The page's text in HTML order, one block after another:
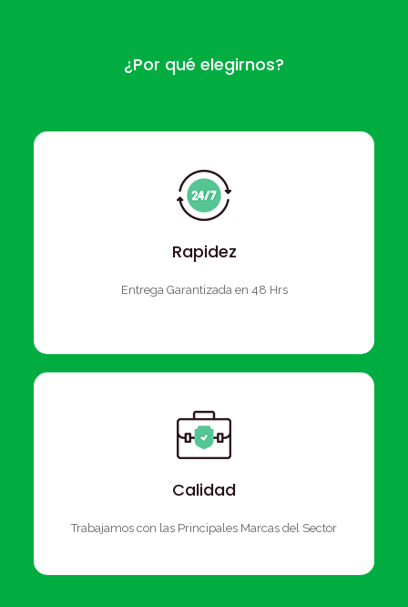
¿Por qué elegirnos?
Rapidez
Entrega Garantizada en 48 Hrs
Calidad
Trabajamos con las Principales Marcas del Sector